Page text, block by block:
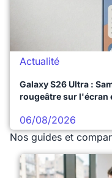
Actualité
Galaxy S26 Ultra :
rougeâtre sur l'écran
06/08/2026
Nos guides et